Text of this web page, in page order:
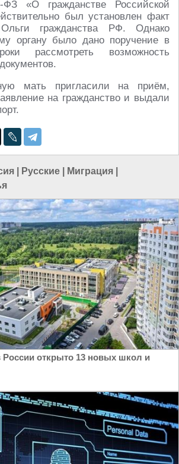
«О гражданстве Российской
был установлен факт
гражданства РФ. Однако
органу было дано поручение в
рассмотреть возможность
мать пригласили на приём,
на гражданство и выдали
Русские Миграция
России открыто 13 новых школ и